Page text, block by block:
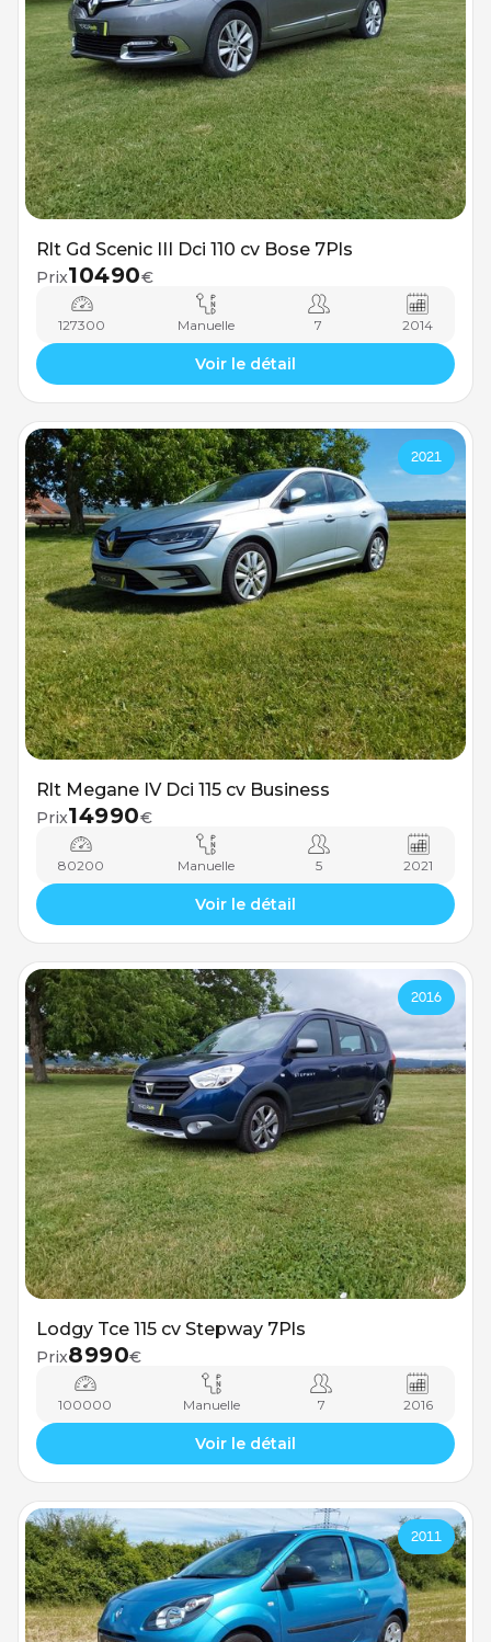
Rlt Gd Scenic III Dci 110 cv Bose 7Pls
Prix10490€
127300 Manuelle 7 2014
Voir le détail
2021
Rlt Megane IV Dci 115 cv Business
Prix14990€
80200 Manuelle 5 2021
Voir le détail
2016
Lodgy Tce 115 cv Stepway 7Pls
Prix8990€
100000 Manuelle 7 2016
Voir le détail
2011